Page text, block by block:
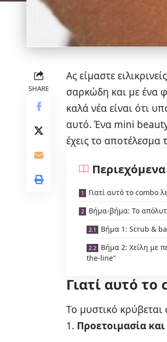
SHARE
Ας είμαστε
σαρκώδη και με ένα
καλά νέα είναι ότι
αυτό. Ένα mini
έχεις το
Περιεχόμενα
Γιατί αυτό το combo
Βήμα-βήμα: Το
Βήμα 1: Scrub &
Βήμα 2: Χείλη με
the-line”
Γιατί αυτό το
Το μυστικό κρύβεται
Προετοιμασία